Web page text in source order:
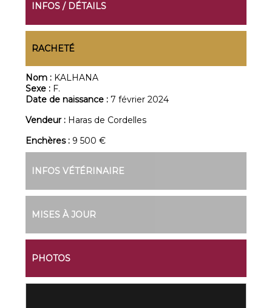
INFOS / DÉTAILS
RACHETÉ
Nom : KALHANA
Sexe : F.
Date de naissance :7 février 2024
Vendeur : Haras de Cordelles
Enchères : 9 500 €
INFOS VÉTÉRINAIRE
MISES À JOUR
PHOTOS